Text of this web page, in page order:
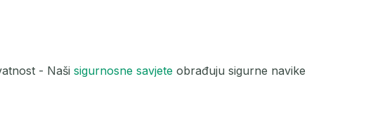
- Naši sigurnosne savjete obrađuju sigurne navike